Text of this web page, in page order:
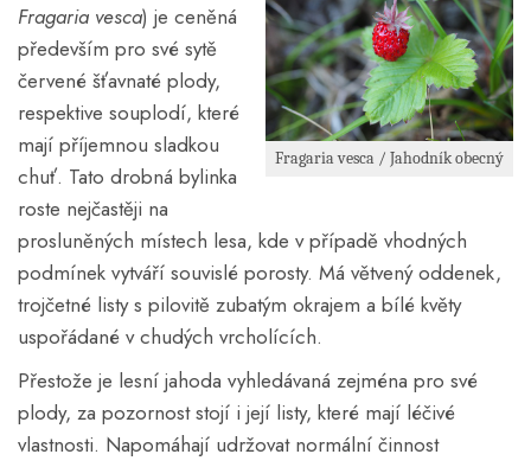
Fragaria vesca / Jahodník obecný
Fragaria vesca) je ceněná
především pro své sytě
červené šťavnaté plody,
respektive souplodí, které
mají příjemnou sladkou
chuť. Tato drobná bylinka
roste nejčastěji na
prosluněných místech lesa, kde v případě vhodných
podmínek vytváří souvislé porosty. Má větvený oddenek,
trojčetné listy s pilovitě zubatým okrajem a bílé květy
uspořádané v chudých vrcholících.
Přestože je lesní jahoda vyhledávaná zejména pro své
plody, za pozornost stojí i její listy, které mají léčivé
vlastnosti. Napomáhají udržovat normální činnost